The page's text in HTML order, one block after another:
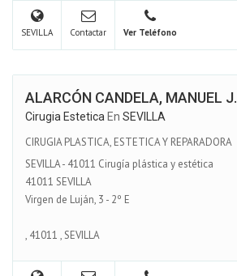
SEVILLA Contactar Ver Teléfono
ALARCÓN CANDELA, MANUEL J.
Cirugia Estetica En SEVILLA
CIRUGIA PLASTICA, ESTETICA Y REPARADORA
SEVILLA - 41011 Cirugía plástica y estética
41011 SEVILLA
Virgen de Luján, 3 - 2º E
, 41011 ,SEVILLA